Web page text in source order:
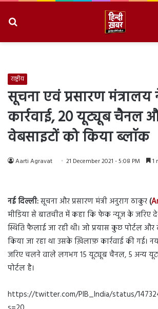
राष्ट्रीय
सूचना एवं प्रसारण मंत्रालय
कार्रवाई, 20 यूट्यूब चैनल
वेबसाइटों को किया ब्लॉक
Aarti Agravat 21 December 2021 - 5:08 PM 1
नई दिल्ली:सूचना और प्रसारण मंत्री अनुराग ठाकुर(
मीडिया से बातचीत में कहा कि फेक न्यूज के जरिए
स्थिति फैलाई जा रही थी। जो प्रयास कुछ पोर्टल
किया जा रहा था उसके ख़िलाफ़ कार्रवाई की गई।
जरिए चलने वाले लगभग 15 यूट्यूब चैनल, 5 अन्य
पोर्टल है।
https://twitter.com/PIB_India/status/